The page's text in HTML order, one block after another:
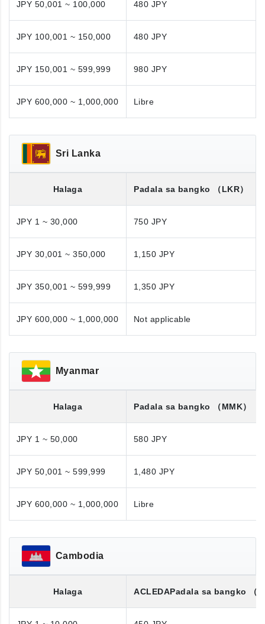
JPY 50,001 ~ 100,000 480 JPY
JPY 100,001 ~ 150,000 480 JPY
JPY 150,001 ~ 599,999 980 JPY
JPY 600,000 ~ 1,000,000 Libre
Sri Lanka
Halaga Padala sa bangko （LKR）
JPY 1 ~ 30,000 750 JPY
JPY 30,001 ~ 350,000 1,150 JPY
JPY 350,001 ~ 599,999 1,350 JPY
JPY 600,000 ~ 1,000,000 Not applicable
Myanmar
Halaga Padala sa bangko （MMK）
JPY 1 ~ 50,000 580 JPY
JPY 50,001 ~ 599,999 1,480 JPY
JPY 600,000 ~ 1,000,000 Libre
Cambodia
Halaga ACLEDAPadala sa bangko （